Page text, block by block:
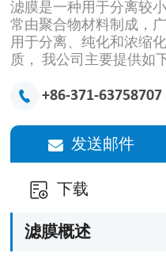
滤膜是一种用于分离较
常由聚合物材料制成，
用于分离、纯化和浓缩
质， 我公司主要提供如
+86-371-63758707
发送邮件
下载
滤膜概述